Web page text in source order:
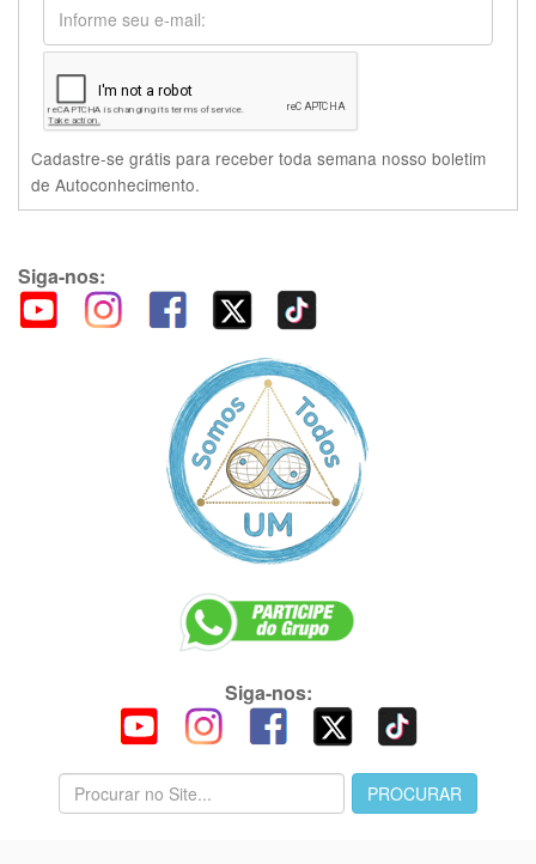
Cadastre-se grátis para receber toda semana nosso boletim
de Autoconhecimento.
Siga-nos:
Siga-nos: